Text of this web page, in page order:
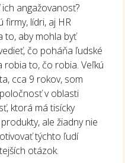
angažovanosť?
firmy, lídri, aj HR
to, aby mohla byť
čo poháňa ľudské
robia to, čo robia. Veľkú
cca 9 rokov, som
v oblasti
ktorá má tisícky
ale žiadny nie
týchto ľudí
otázok.